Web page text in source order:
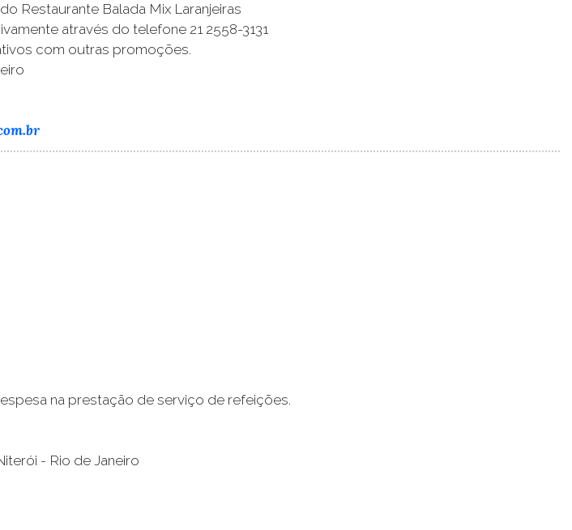
Restaurante Balada Mix Laranjeiras
através do telefone 21 2558-3131
com outras promoções.
na prestação de serviço de refeições.
- Rio de Janeiro